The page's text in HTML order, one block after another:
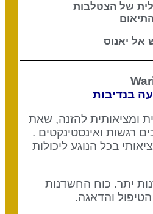
של הצטלבות
יאנוס
בנדיבות
להזנה, שאת
ואינסטינקטים .
בכל הנוגע ליכולות
יתר. כוח החשדנות
והדאגה.